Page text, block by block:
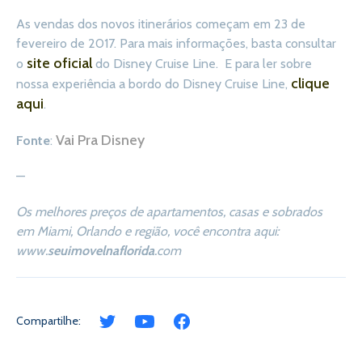
As vendas dos novos itinerários começam em 23 de
fevereiro de 2017. Para mais informações, basta consultar
o site oficial do Disney Cruise Line. E para ler sobre
nossa experiência a bordo do Disney Cruise Line, clique
aqui.
Fonte: Vai Pra Disney
—
Os melhores preços de apartamentos, casas e sobrados
em Miami, Orlando e região, você encontra aqui:
www.seuimovelnaflorida.com
Compartilhe: